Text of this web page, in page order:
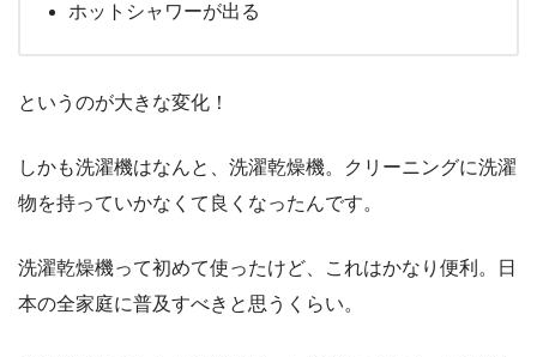
ホットシャワーが出る
というのが大きな変化！
しかも洗濯機はなんと、洗濯乾燥機。クリーニングに洗濯
物を持っていかなくて良くなったんです。
洗濯乾燥機って初めて使ったけど、これはかなり便利。日
本の全家庭に普及すべきと思うくらい。